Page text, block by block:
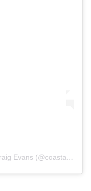
Uma publicação compartilhada por Craig Evans (@coastal_foraging_with_craig)